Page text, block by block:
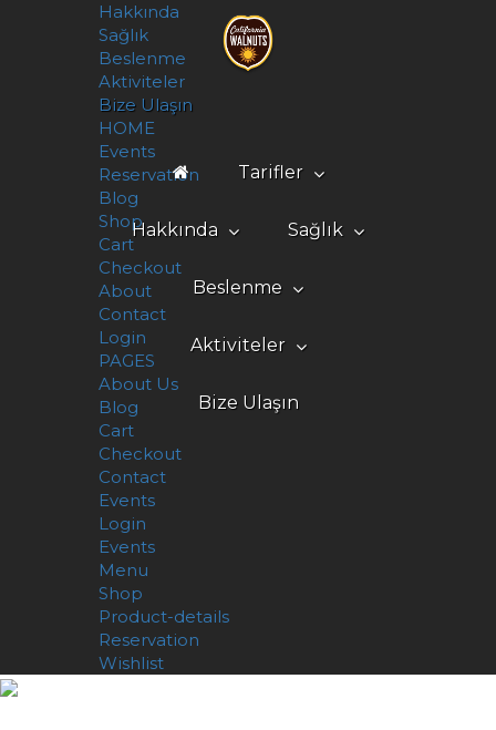
Hakkında
Sağlık
Beslenme
Aktiviteler
Bize Ulaşın
HOME
Events
Reservation
Blog
Shop
Cart
Checkout
About
Contact
Login
PAGES
About Us
Blog
Cart
Checkout
Contact
Events
Login
Events
Menu
Shop
Product-details
Reservation
Wishlist
Tarifler
Hakkında Sağlık
Beslenme
Aktiviteler
Bize Ulaşın